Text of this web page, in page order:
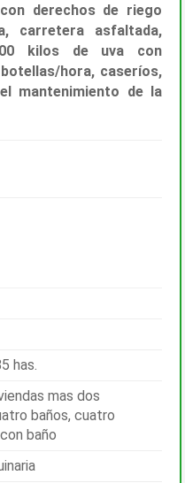
derechos de riego
carretera asfaltada,
kilos de uva con
hora, caseríos,
mantenimiento de la
has.
mas dos
baños, cuatro
baño